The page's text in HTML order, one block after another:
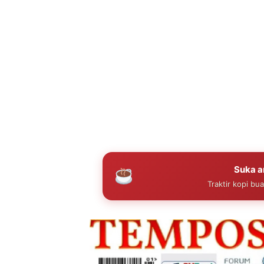
Suka
Traktir kopi